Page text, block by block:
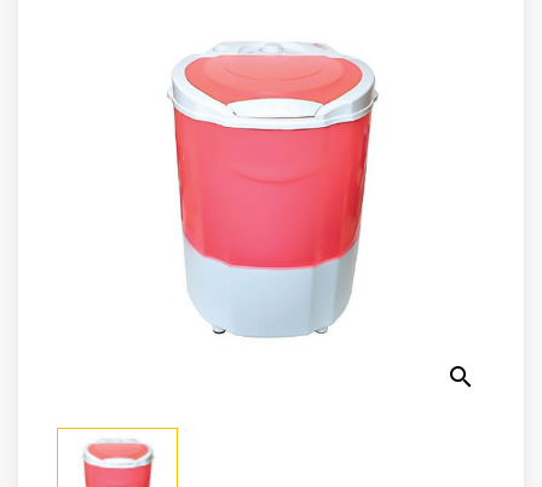
Sécurité
search